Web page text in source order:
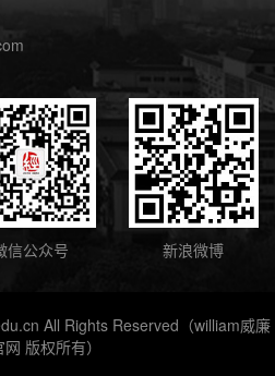
信公众号 新浪微博
All Rights Reserved（william威廉
版权所有）